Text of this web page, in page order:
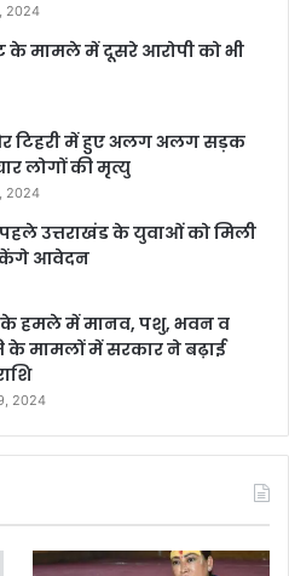
2024
मामले में दूसरे आरोपी को भी
टिहरी में हुए अलग अलग सड़क
लोगों की मृत्यु
2024
उत्तराखंड के युवाओं को मिली
आवेदन
के हमले में मानव, पशु, भवन व
के मामलों में सरकार ने बढ़ाई
2024